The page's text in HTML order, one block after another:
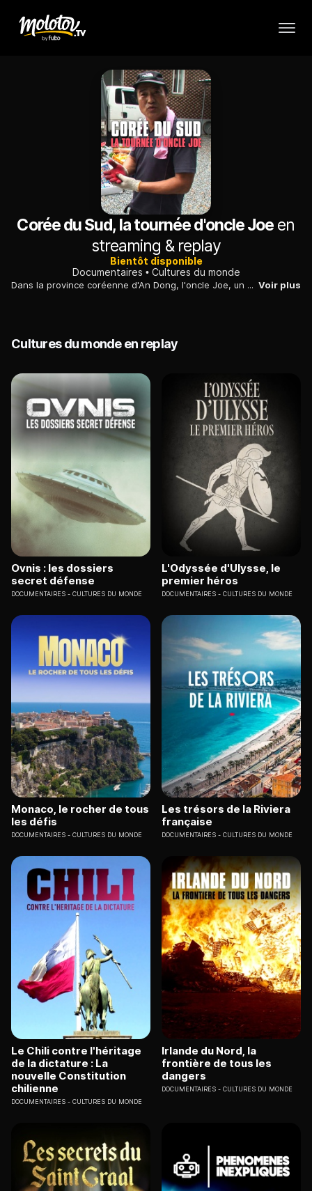
Corée du Sud, la tournée d'oncle Joe en
streaming & replay
Bientôt disponible
Documentaires
Cultures du monde
Dans la province coréenne d'An Dong, l'oncle Joe, un épicier ambulant, est le dernier lien entre des personnes âgées isolées et le monde extérieur. Voir plus
Cultures du monde en replay
Ovnis : les dossiers
secret défense
DOCUMENTAIRES CULTURES DU MONDE
L'Odyssée d'Ulysse, le
premier héros
DOCUMENTAIRES CULTURES DU MONDE
Monaco, le rocher de tous
les défis
DOCUMENTAIRES CULTURES DU MONDE
Les trésors de la Riviera
française
DOCUMENTAIRES CULTURES DU MONDE
Le Chili contre l'héritage
de la dictature : La
nouvelle Constitution
chilienne
DOCUMENTAIRES CULTURES DU MONDE
Irlande du Nord, la
frontière de tous les
dangers
DOCUMENTAIRES CULTURES DU MONDE